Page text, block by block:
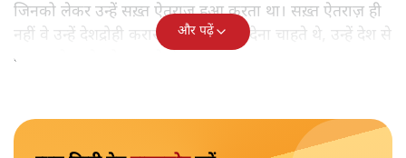
जिनको लेकर उन्हें सख़्त ऐतराज़ हुआ करता था। सख़्त ऐतराज़ ही
नहीं वे उन्हें देशद्रोही करार देकर जेल भेज देना चाहते थे, उन्हें देश से
बाहर चले जाने को कह रहे थे।
और पढ़ें